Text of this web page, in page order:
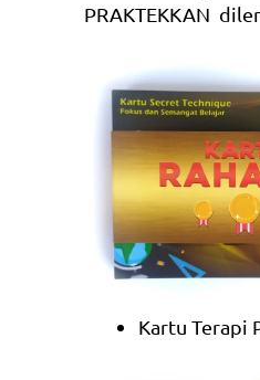
PRAKTEKKAN
Kartu Terapi